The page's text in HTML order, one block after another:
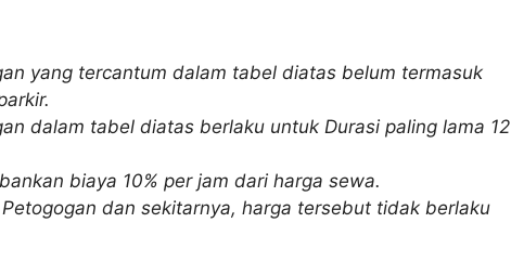
yang tercantum dalam tabel diatas belum termasuk
dalam tabel diatas berlaku untuk Durasi paling lama 12
biaya 10% per jam dari harga sewa.
dan sekitarnya, harga tersebut tidak berlaku